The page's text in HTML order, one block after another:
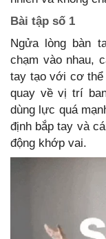
Bài tập số 1
Ngửa lòng bàn
chạm vào nhau,
tay tạo với cơ thể
quay về vị trí
dùng lực quá
định bắp tay và
động khớp vai.